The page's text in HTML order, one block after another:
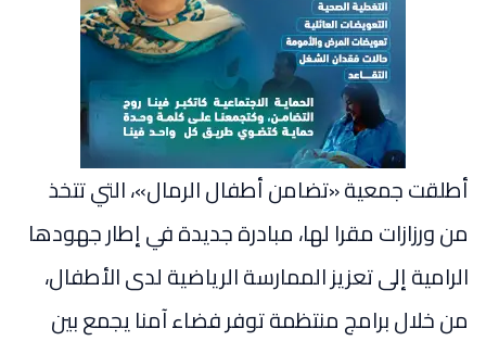
أطلقت جمعية «تضامن أطفال الرمال»، التي تتخذ
من ورزازات مقرا لها، مبادرة جديدة في إطار جهودها
الرامية إلى تعزيز الممارسة الرياضية لدى الأطفال،
من خلال برامج منتظمة توفر فضاء آمنا يجمع بين